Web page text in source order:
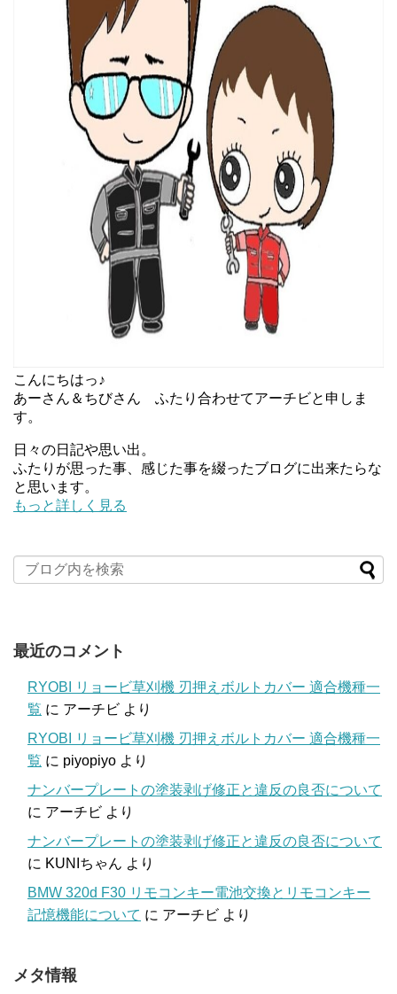
こんにちはっ♪
あーさん＆ちびさん ふたり合わせてアーチビと申しま
す。
日々の日記や思い出。
ふたりが思った事、感じた事を綴ったブログに出来たらな
と思います。
もっと詳しく見る
最近のコメント
RYOBI リョービ草刈機 刃押えボルトカバー 適合機種一
覧 に アーチビ より
RYOBI リョービ草刈機 刃押えボルトカバー 適合機種一
覧 に piyopiyo より
ナンバープレートの塗装剥げ修正と違反の良否について
に アーチビ より
ナンバープレートの塗装剥げ修正と違反の良否について
に KUNIちゃん より
BMW 320d F30 リモコンキー電池交換とリモコンキー
記憶機能について に アーチビ より
メタ情報